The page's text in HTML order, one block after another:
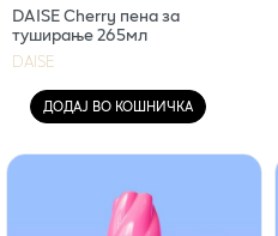
DAISE Cherry пена за
туширање 265мл
DAISE
ДОДАЈ ВО КОШНИЧКА